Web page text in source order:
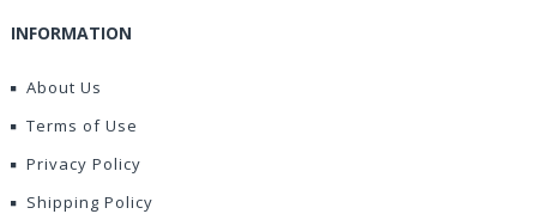
INFORMATION
About Us
Terms of Use
Privacy Policy
Shipping Policy